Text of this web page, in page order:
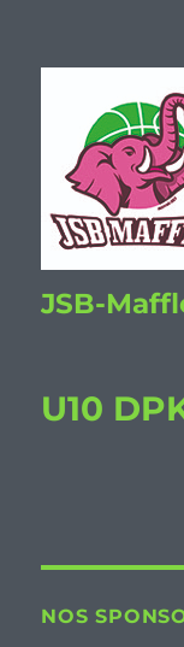
JSB-
U10
NOS